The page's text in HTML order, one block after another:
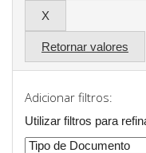
Retornar valores
Adicionar filtros:
Utilizar filtros para